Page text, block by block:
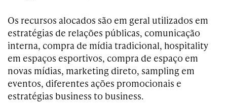
Os recursos alocados são em geral utilizados em
estratégias de relações públicas, comunicação
interna, compra de mídia tradicional, hospitality
em espaços esportivos, compra de espaço em
novas mídias, marketing direto, sampling em
eventos, diferentes ações promocionais e
estratégias business to business.